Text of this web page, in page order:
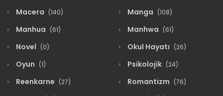
Macera (140) Manga (108)
Manhua (61) Manhwa (61)
Novel (0) Okul Hayatı (26)
Oyun (1) Psikolojik (24)
Reenkarne (27) Romantizm (76)